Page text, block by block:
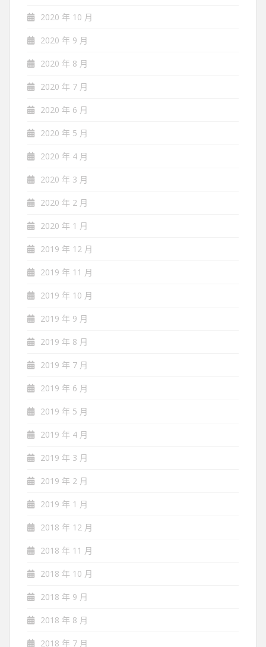
2020 年 10 月
2020 年 9 月
2020 年 8 月
2020 年 7 月
2020 年 6 月
2020 年 5 月
2020 年 4 月
2020 年 3 月
2020 年 2 月
2020 年 1 月
2019 年 12 月
2019 年 11 月
2019 年 10 月
2019 年 9 月
2019 年 8 月
2019 年 7 月
2019 年 6 月
2019 年 5 月
2019 年 4 月
2019 年 3 月
2019 年 2 月
2019 年 1 月
2018 年 12 月
2018 年 11 月
2018 年 10 月
2018 年 9 月
2018 年 8 月
2018 年 7 月